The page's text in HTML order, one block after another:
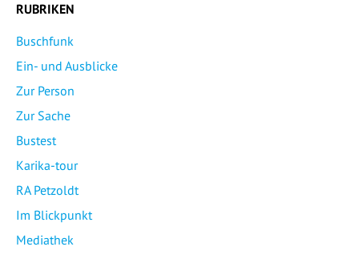
RUBRIKEN
Buschfunk
Ein- und Ausblicke
Zur Person
Zur Sache
Bustest
Karika-tour
RA Petzoldt
Im Blickpunkt
Mediathek